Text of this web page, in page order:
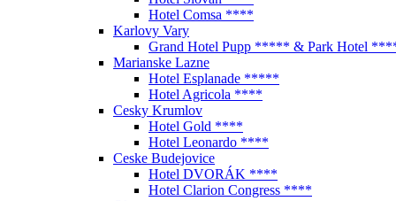
Hotel Comsa ****
Karlovy Vary
Grand Hotel Pupp ***** & Park Hotel
Marianske Lazne
Hotel Esplanade *****
Hotel Agricola ****
Cesky Krumlov
Hotel Gold ****
Hotel Leonardo ****
Ceske Budejovice
Hotel DVORÁK ****
Hotel Clarion Congress ****